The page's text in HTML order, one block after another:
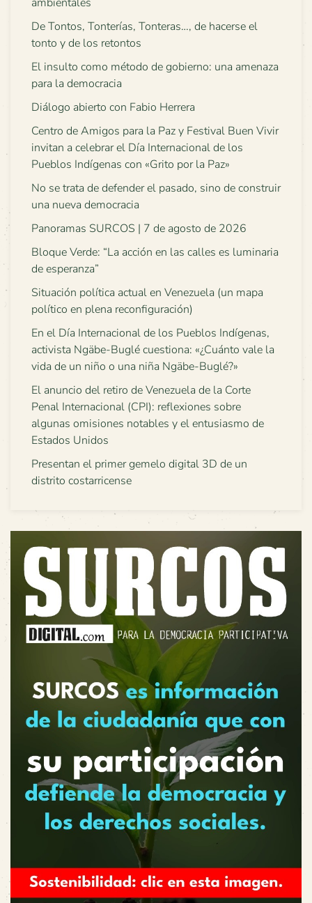
De Tontos, Tonterías, Tonteras…, de hacerse el
tonto y de los retontos
El insulto como método de gobierno: una amenaza
para la democracia
Diálogo abierto con Fabio Herrera
Centro de Amigos para la Paz y Festival Buen Vivir
invitan a celebrar el Día Internacional de los
Pueblos Indígenas con «Grito por la Paz»
No se trata de defender el pasado, sino de construir
una nueva democracia
Panoramas SURCOS | 7 de agosto de 2026
Bloque Verde: “La acción en las calles es luminaria
de esperanza”
Situación política actual en Venezuela (un mapa
político en plena reconfiguración)
En el Día Internacional de los Pueblos Indígenas,
activista Ngäbe-Buglé cuestiona: «¿Cuánto vale la
vida de un niño o una niña Ngäbe-Buglé?»
El anuncio del retiro de Venezuela de la Corte
Penal Internacional (CPI): reflexiones sobre
algunas omisiones notables y el entusiasmo de
Estados Unidos
Presentan el primer gemelo digital 3D de un
distrito costarricense